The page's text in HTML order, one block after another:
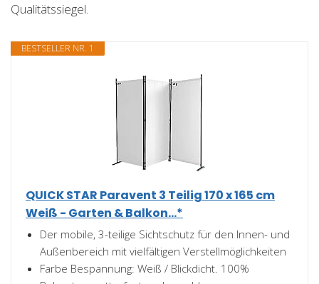
Qualitätssiegel.
BESTSELLER NR. 1
QUICK STAR Paravent 3 Teilig 170 x 165 cm
Weiß - Garten & Balkon...*
Der mobile, 3-teilige Sichtschutz für den Innen- und
Außenbereich mit vielfältigen Verstellmöglichkeiten
Farbe Bespannung: Weiß / Blickdicht. 100%